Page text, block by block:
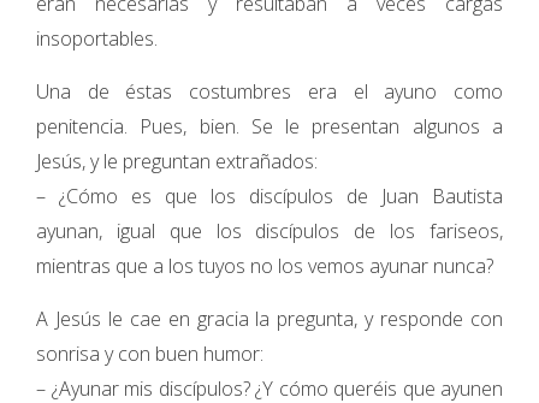
insoportables.
Una de éstas costumbres era el ayuno como
penitencia. Pues, bien. Se le presentan algunos a
Jesús, y le preguntan extrañados:
– ¿Cómo es que los discípulos de Juan Bautista
ayunan, igual que los discípulos de los fariseos,
mientras que a los tuyos no los vemos ayunar nunca?
A Jesús le cae en gracia la pregunta, y responde con
sonrisa y con buen humor:
– ¿Ayunar mis discípulos? ¿Y cómo queréis que ayunen